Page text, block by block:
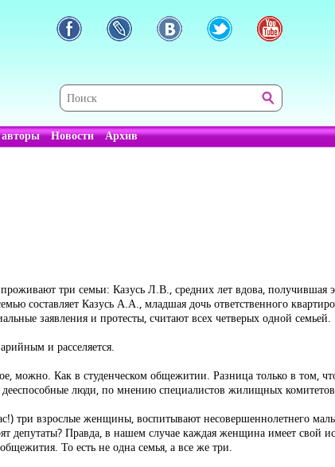
Новости Архив
три семьи: Казусь Л.В., средних лет вдова,
составляет Казусь А.А., младшая дочь ответственного
заявления и протесты, считают всех четверых одной семьей.
и расселяется.
можно. Как в студенческом общежитии. Разница только в том,
люди, по мнению специалистов жилищных
три взрослые женщины, воспитывают несовершеннолетнего
депутаты? Правда, в нашем случае каждая женщина имеет свой
То есть не одна семья, а все же три.